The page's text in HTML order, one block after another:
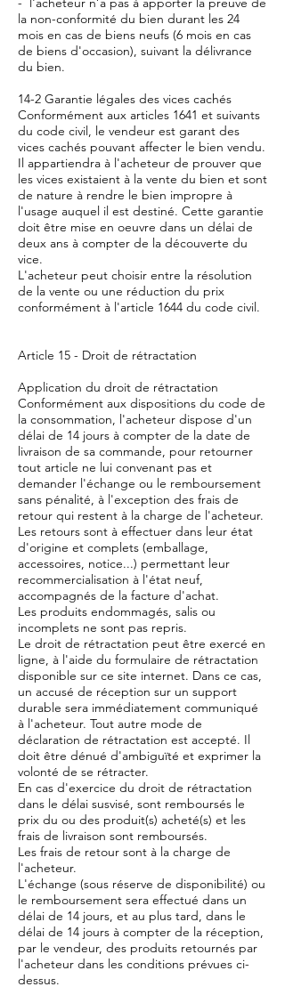
la non-conformité du bien durant les 24
mois en cas de biens neufs (6 mois en cas
de biens d'occasion), suivant la délivrance
du bien.
14-2 Garantie légales des vices cachés
Conformément aux articles 1641 et suivants
du code civil, le vendeur est garant des
vices cachés pouvant affecter le bien vendu.
Il appartiendra à l'acheteur de prouver que
les vices existaient à la vente du bien et sont
de nature à rendre le bien impropre à
l'usage auquel il est destiné. Cette garantie
doit être mise en oeuvre dans un délai de
deux ans à compter de la découverte du
vice.
L'acheteur peut choisir entre la résolution
de la vente ou une réduction du prix
conformément à l'article 1644 du code civil.
Article 15 - Droit de rétractation
Application du droit de rétractation
Conformément aux dispositions du code de
la consommation, l'acheteur dispose d'un
délai de 14 jours à compter de la date de
livraison de sa commande, pour retourner
tout article ne lui convenant pas et
demander l'échange ou le remboursement
sans pénalité, à l'exception des frais de
retour qui restent à la charge de l'acheteur.
Les retours sont à effectuer dans leur état
d'origine et complets (emballage,
accessoires, notice...) permettant leur
recommercialisation à l'état neuf,
accompagnés de la facture d'achat.
Les produits endommagés, salis ou
incomplets ne sont pas repris.
Le droit de rétractation peut être exercé en
ligne, à l'aide du formulaire de rétractation
disponible sur ce site internet. Dans ce cas,
un accusé de réception sur un support
durable sera immédiatement communiqué
à l'acheteur. Tout autre mode de
déclaration de rétractation est accepté. Il
doit être dénué d'ambiguïté et exprimer la
volonté de se rétracter.
En cas d'exercice du droit de rétractation
dans le délai susvisé, sont remboursés le
prix du ou des produit(s) acheté(s) et les
frais de livraison sont remboursés.
Les frais de retour sont à la charge de
l'acheteur.
L'échange (sous réserve de disponibilité) ou
le remboursement sera effectué dans un
délai de 14 jours, et au plus tard, dans le
délai de 14 jours à compter de la réception,
par le vendeur, des produits retournés par
l'acheteur dans les conditions prévues ci-
dessus.